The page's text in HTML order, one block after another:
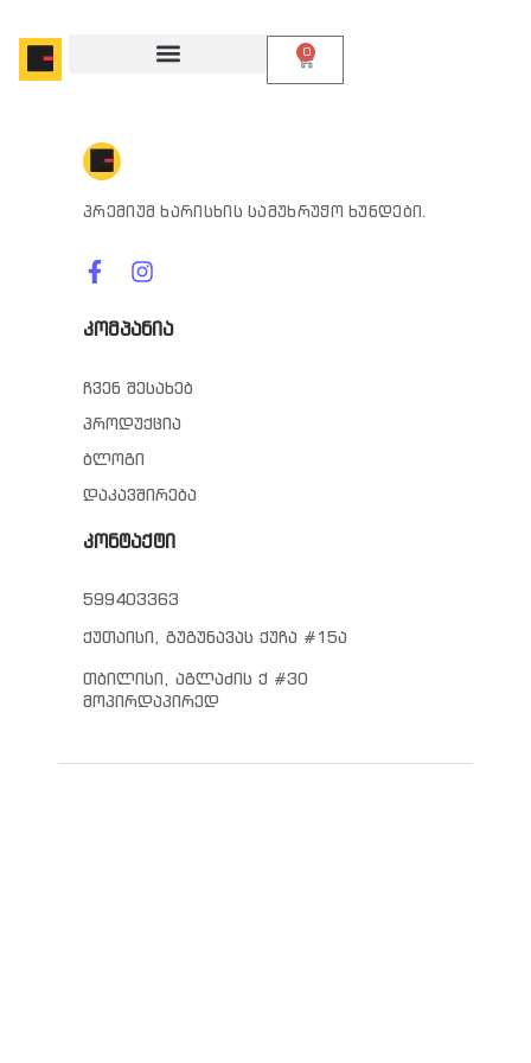
0
პრემიუმ ხარისხის სამუხრუჭო ხუნდები.
კომპანია
ჩვენ შესახებ
პროდუქცია
ბლოგი
დაკავშირება
კონტაქტი
599403363
ქუთაისი, გუგუნავას ქუჩა #15ა
თბილისი, აგლაძის ქ #30
მოპირდაპირედ